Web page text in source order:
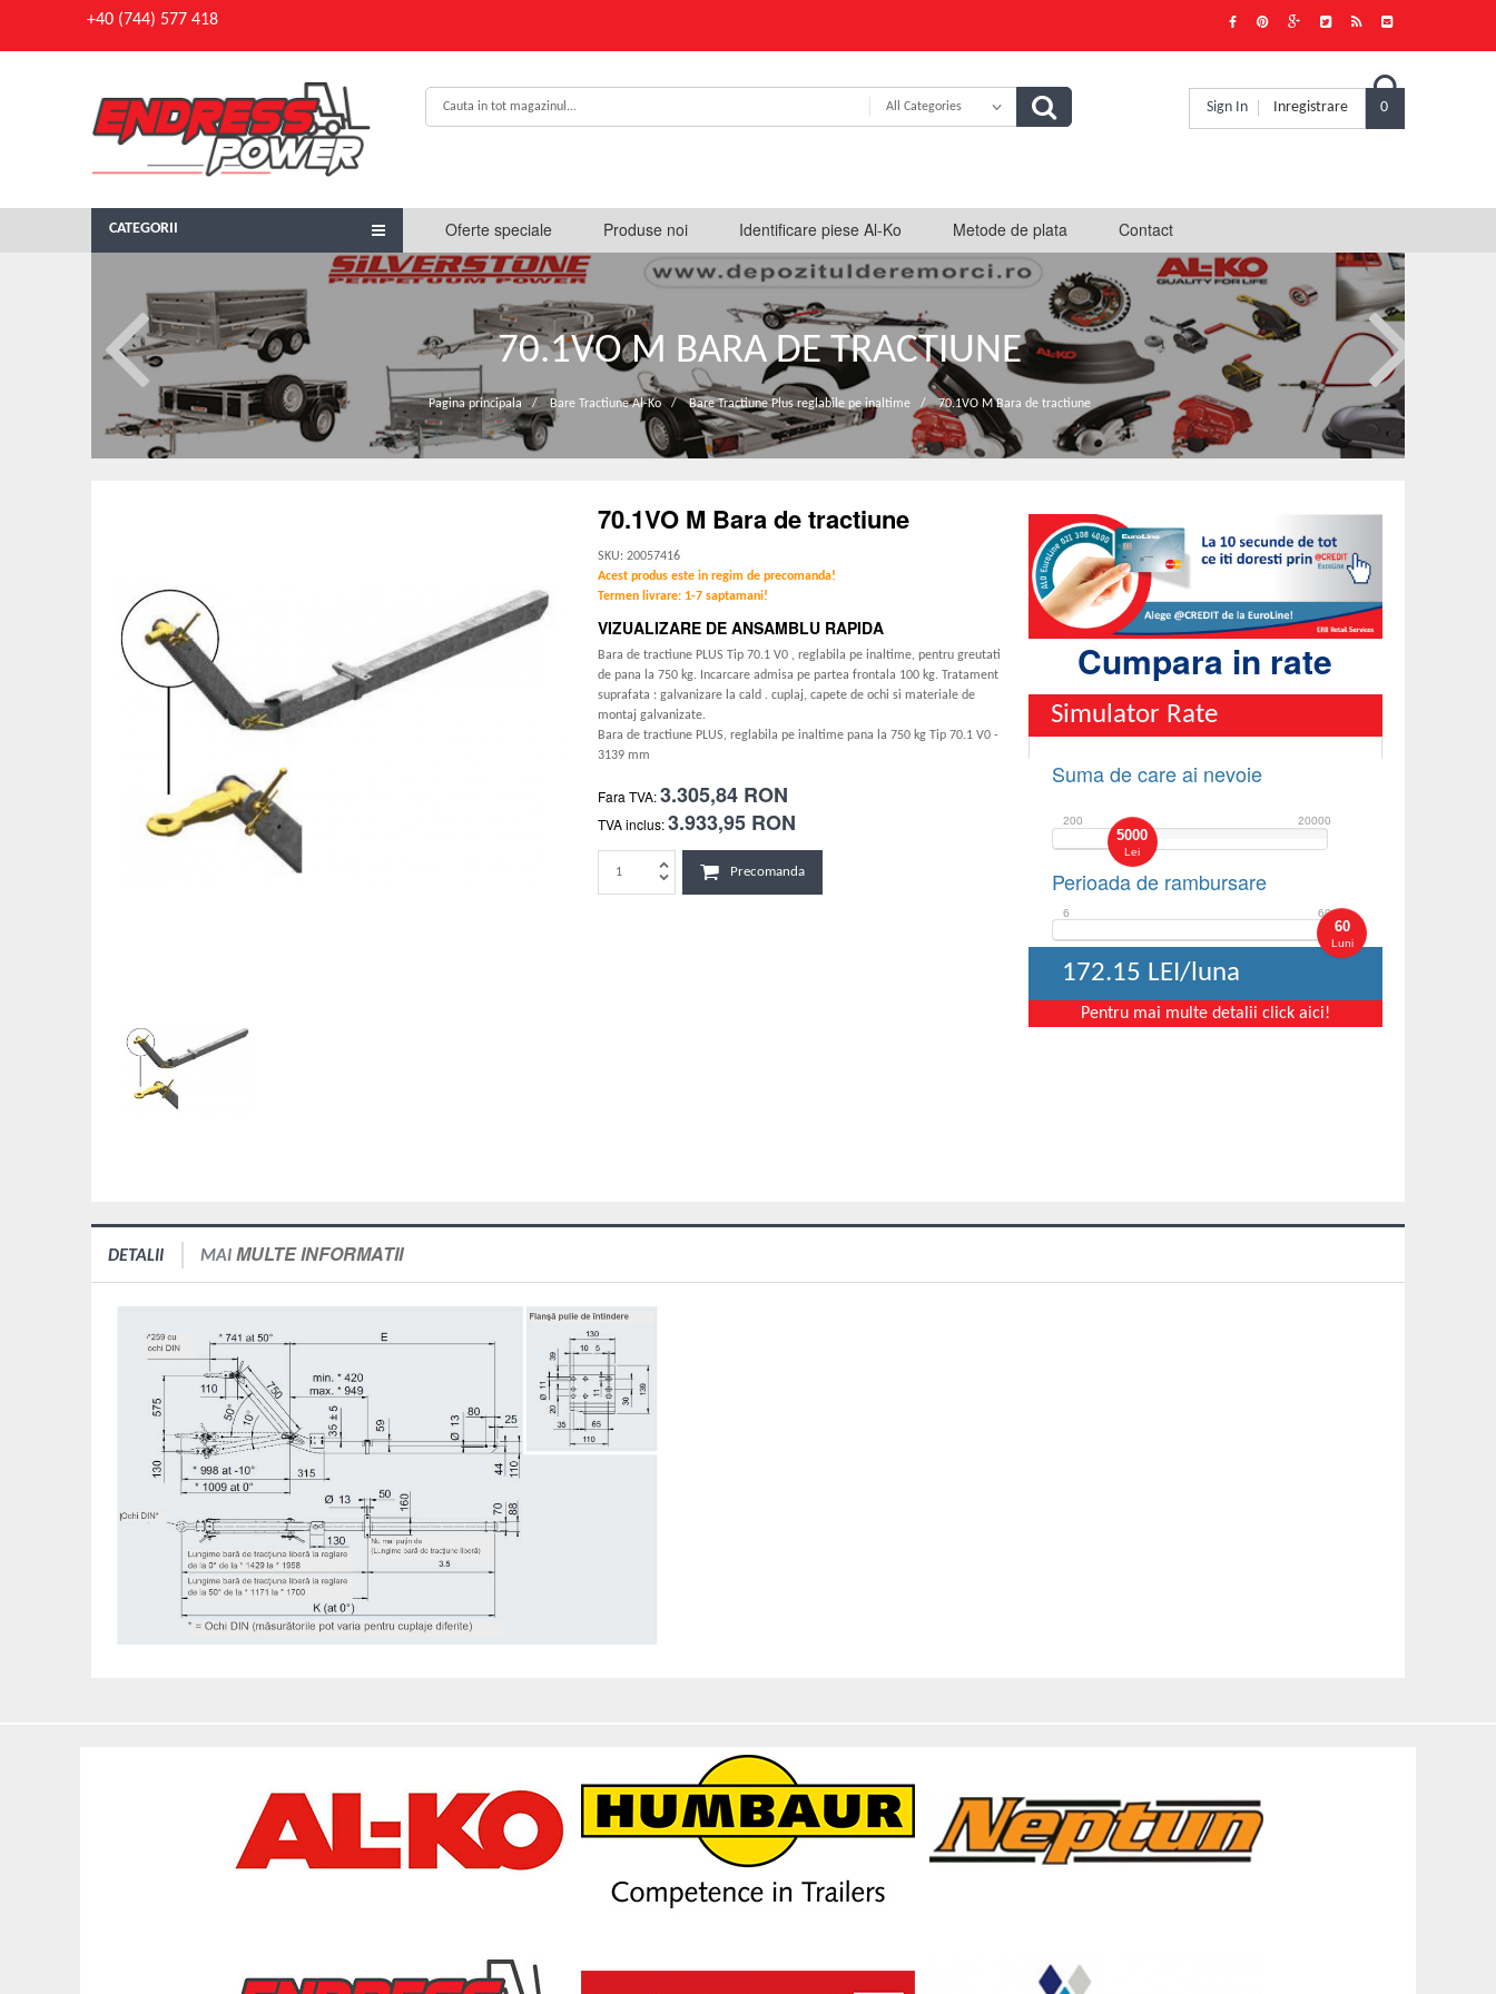
+40 (744) 577 418
All Categories

0
Sign In Inregistrare
Oferte speciale Produse noi Identificare piese Al-Ko Metode de plata Contact
CATEGORII
70.1VO M BARA DE TRACTIUNE
Pagina principala / Bare Tractiune Al-Ko / Bare Tractiune Plus reglabile pe inaltime / 70.1VO M Bara de tractiune
70.1VO M Bara de tractiune
SKU: 20057416
Acest produs este in regim de precomanda!
Termen livrare: 1-7 saptamani!
VIZUALIZARE DE ANSAMBLU RAPIDA
Bara de tractiune PLUS Tip 70.1 V0 , reglabila pe inaltime, pentru greutati
de pana la 750 kg. Incarcare admisa pe partea frontala 100 kg. Tratament
suprafata : galvanizare la cald . cuplaj, capete de ochi si materiale de
montaj galvanizate.
Bara de tractiune PLUS, reglabila pe inaltime pana la 750 kg Tip 70.1 V0 -
3139 mm
Fara TVA:3.305,84 RON
TVA inclus:3.933,95 RON
Precomanda
Cumpara in rate
Simulator Rate
Suma de care ai nevoie
5000
Lei
200 20000
Perioada de rambursare
60
Luni
6 60
172.15 LEI/luna
Pentru mai multe detalii click aici!
DETALII MAI MULTE INFORMATII